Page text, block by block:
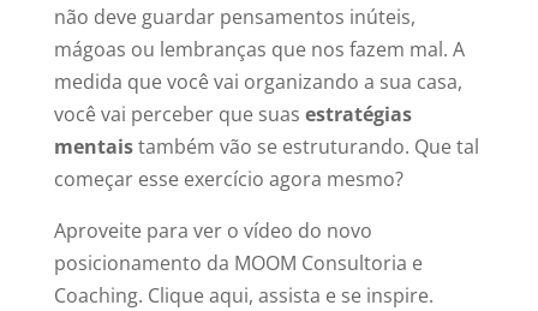
não deve guardar pensamentos inúteis,
mágoas ou lembranças que nos fazem mal. A
medida que você vai organizando a sua casa,
você vai perceber que suas estratégias
mentaistambém vão se estruturando. Que tal
começar esse exercício agora mesmo?
Aproveite para ver o vídeo do novo
posicionamento da MOOM Consultoria e
Coaching. Clique aqui, assista e se inspire.